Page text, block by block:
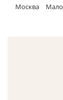
Москва Мало